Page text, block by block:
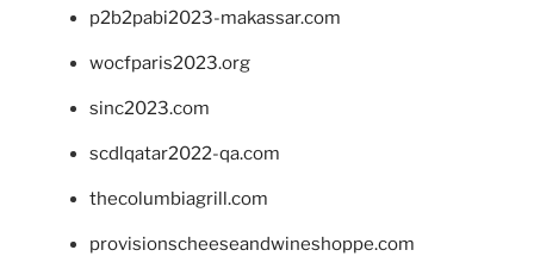
p2b2pabi2023-makassar.com
wocfparis2023.org
sinc2023.com
scdlqatar2022-qa.com
thecolumbiagrill.com
provisionscheeseandwineshoppe.com